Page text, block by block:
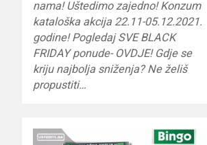
nama! Uštedimo zajedno! Konzum
kataloška akcija 22.11-05.12.2021.
godine! Pogledaj SVE BLACK
FRIDAY ponude- OVDJE! Gdje se
kriju najbolja sniženja? Ne želiš
propustiti…